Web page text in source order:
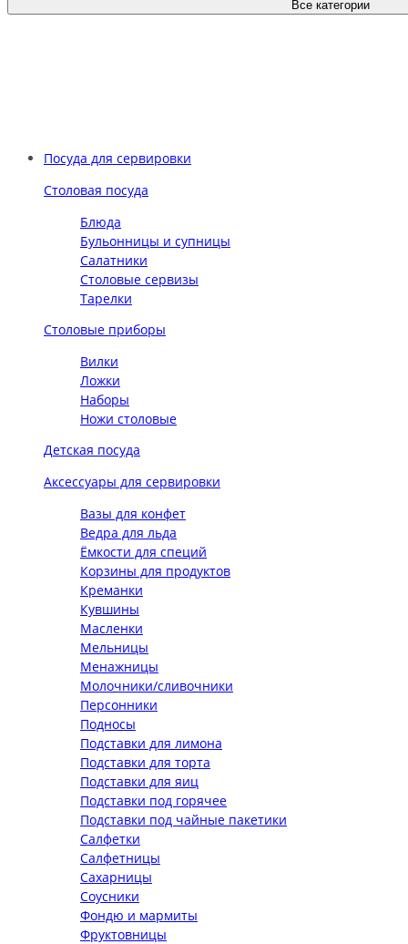
Все категории
Посуда для сервировки
Столовая посуда
Блюда
Бульонницы и супницы
Салатники
Столовые сервизы
Тарелки
Столовые приборы
Вилки
Ложки
Наборы
Ножи столовые
Детская посуда
Аксессуары для сервировки
Вазы для конфет
Ведра для льда
Ёмкости для специй
Корзины для продуктов
Креманки
Кувшины
Масленки
Мельницы
Менажницы
Молочники/сливочники
Персонники
Подносы
Подставки для лимона
Подставки для торта
Подставки для яиц
Подставки под горячее
Подставки под чайные пакетики
Салфетки
Салфетницы
Сахарницы
Соусники
Фондю и мармиты
Фруктовницы